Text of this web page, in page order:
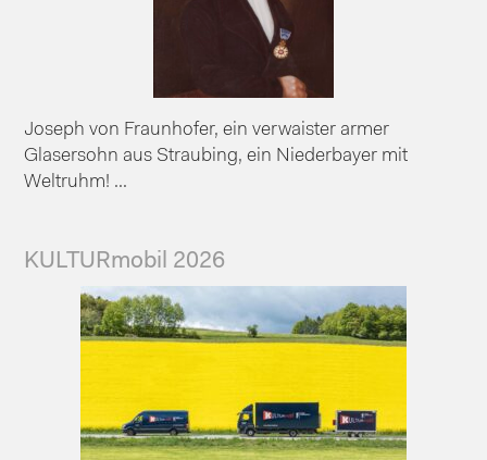
Joseph von Fraunhofer, ein verwaister armer
Glasersohn aus Straubing, ein Niederbayer mit
Weltruhm! ...
KULTURmobil 2026